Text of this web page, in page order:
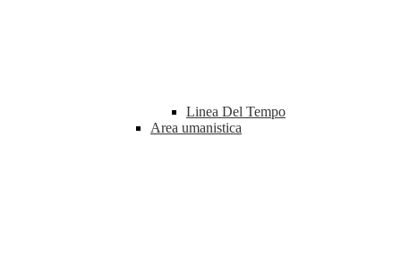
Linea Del Tempo
Area umanistica